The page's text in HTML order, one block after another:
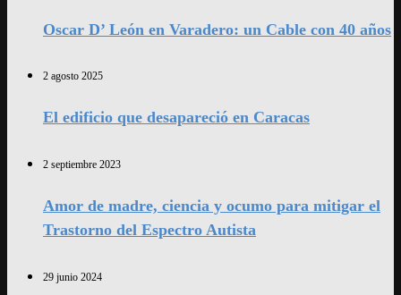
Oscar D’ León en Varadero: un Cable con 40 años
2 agosto 2025
El edificio que desapareció en Caracas
2 septiembre 2023
Amor de madre, ciencia y ocumo para mitigar el
Trastorno del Espectro Autista
29 junio 2024